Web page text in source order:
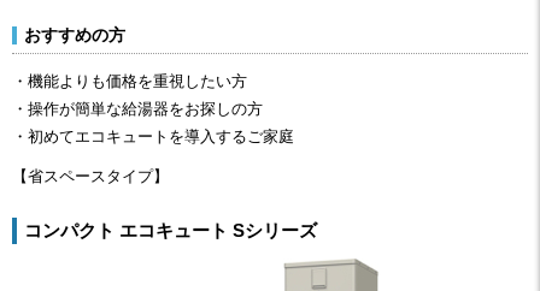
おすすめの方
・機能よりも価格を重視したい方
・操作が簡単な給湯器をお探しの方
・初めてエコキュートを導入するご家庭
【省スペースタイプ】
コンパクト エコキュート Sシリーズ